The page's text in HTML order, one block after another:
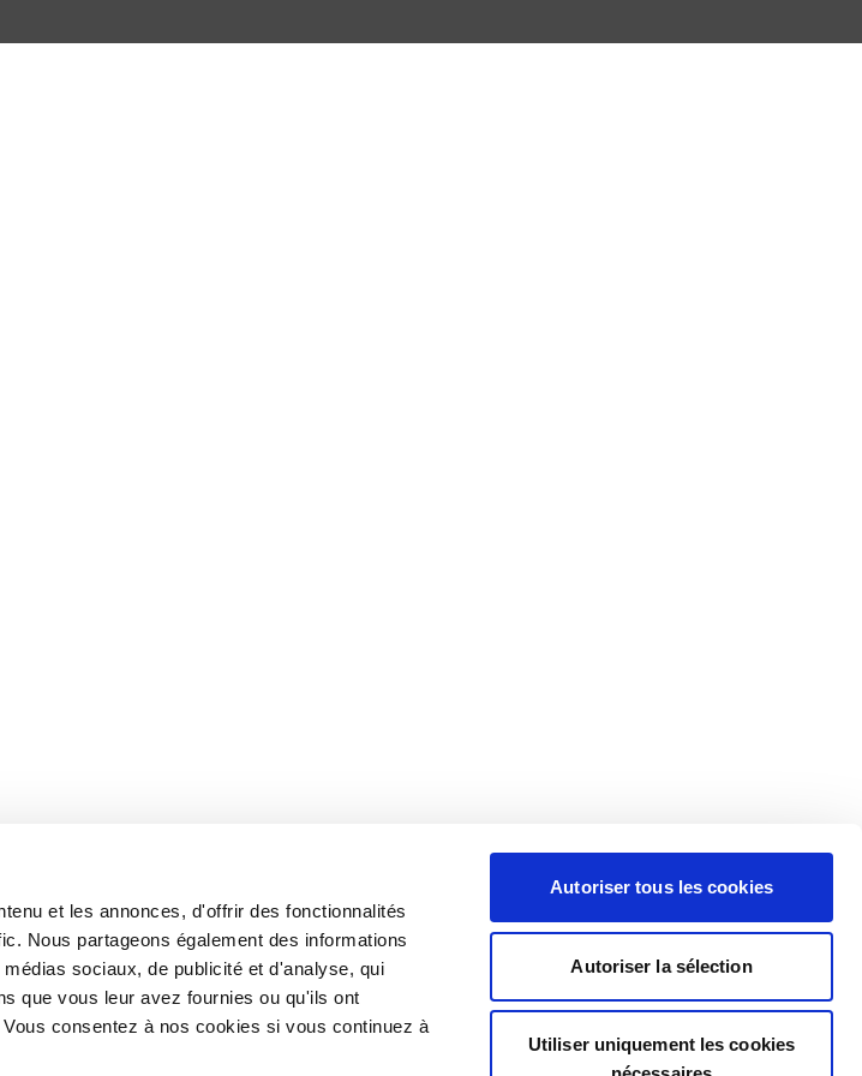
et les annonces, d'offrir des fonctionnalités
Nous partageons également des informations
sociaux, de publicité et d'analyse, qui
que vous leur avez fournies ou qu'ils ont
consentez à nos cookies si vous continuez à
Autoriser tous les cookies
Autoriser la sélection
Utiliser uniquement les cookies